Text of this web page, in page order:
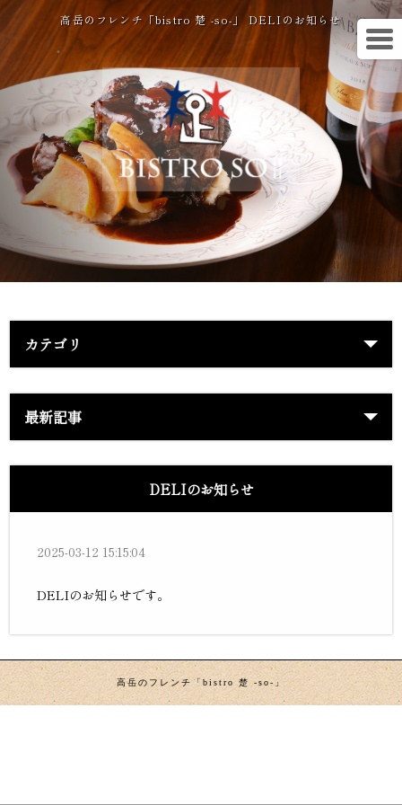
高岳のフレンチ「bistro 楚 -so-」 DELIのお知らせ
カテゴリ
最新記事
DELIのお知らせ
2025-03-12 15:15:04
DELIのお知らせです。
高岳のフレンチ「bistro 楚 -so-」